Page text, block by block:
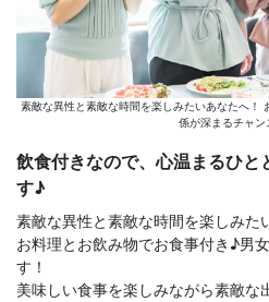
素敵な異性と素敵な時間を楽しみたいあなたへ！
係が深まるチャン
飲食付きなので、心温まるひと
す♪
素敵な異性と素敵な時間を楽しみた
お料理とお飲み物でお食事付き♪男
す！
美味しい食事を楽しみながら素敵な